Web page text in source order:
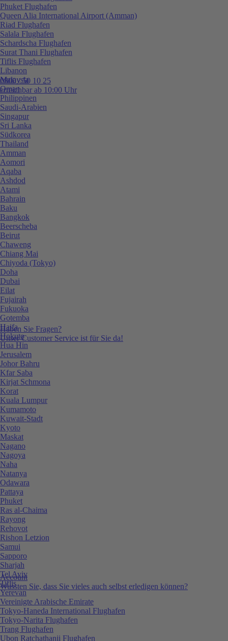
0800 / 50 10 25
erreichbar ab 10:00 Uhr
Haben Sie Fragen?
Unser Customer Service ist für Sie da!
Account
Wussten Sie, dass Sie vieles auch selbst erledigen können?
Phuket Flughafen
Queen Alia International Airport (Amman)
Riad Flughafen
Salala Flughafen
Schardscha Flughafen
Surat Thani Flughafen
Tiflis Flughafen
Libanon
Malaysia
Oman
Philippinen
Saudi-Arabien
Singapur
Sri Lanka
Südkorea
Thailand
Amman
Aomori
Aqaba
Ashdod
Atami
Bahrain
Baku
Bangkok
Beerscheba
Beirut
Chaweng
Chiang Mai
Chiyoda (Tokyo)
Doha
Dubai
Eilat
Fujairah
Fukuoka
Gotemba
Haifa
Hokuto
Hua Hin
Jerusalem
Johor Bahru
Kfar Saba
Kirjat Schmona
Korat
Kuala Lumpur
Kumamoto
Kuwait-Stadt
Kyoto
Maskat
Nagano
Nagoya
Naha
Natanya
Odawara
Pattaya
Phuket
Ras al-Chaima
Rayong
Rehovot
Rishon Letzion
Samui
Sapporo
Sharjah
Tel Aviv
Tiflis
Yerevan
Vereinigte Arabische Emirate
Tokyo-Haneda International Flughafen
Tokyo-Narita Flughafen
Trang Flughafen
Ubon Ratchathanii Flughafen